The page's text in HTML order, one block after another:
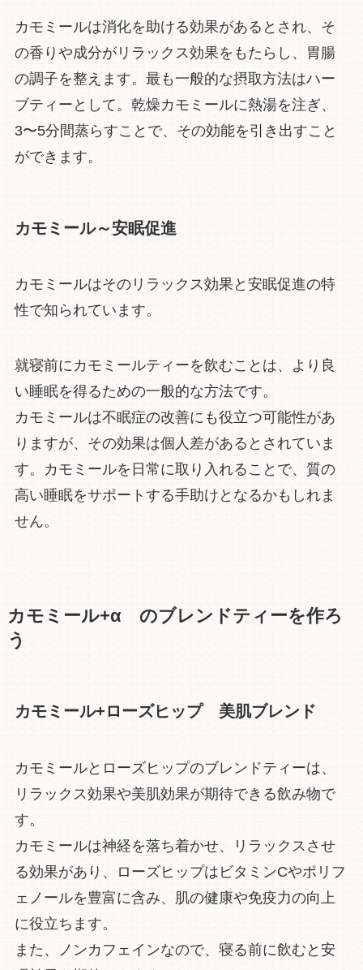
カモミールは消化を助ける効果があるとされ、そ
の香りや成分がリラックス効果をもたらし、胃腸
の調子を整えます。最も一般的な摂取方法はハー
ブティーとして。乾燥カモミールに熱湯を注ぎ、
3〜5分間蒸らすことで、その効能を引き出すこと
ができます。
カモミール～安眠促進
カモミールはそのリラックス効果と安眠促進の特
性で知られています。
就寝前にカモミールティーを飲むことは、より良
い睡眠を得るための一般的な方法です。
カモミールは不眠症の改善にも役立つ可能性があ
りますが、その効果は個人差があるとされていま
す。カモミールを日常に取り入れることで、質の
高い睡眠をサポートする手助けとなるかもしれま
せん。
カモミール+α のブレンドティーを作ろ
う
カモミール+ローズヒップ 美肌ブレンド
カモミールとローズヒップのブレンドティーは、
リラックス効果や美肌効果が期待できる飲み物で
す。
カモミールは神経を落ち着かせ、リラックスさせ
る効果があり、ローズヒップはビタミンCやポリフ
ェノールを豊富に含み、肌の健康や免疫力の向上
に役立ちます。
また、ノンカフェインなので、寝る前に飲むと安